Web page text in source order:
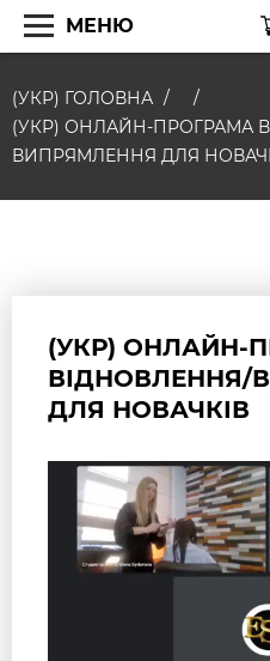
МЕНЮ
(УКР) ГОЛОВНА
(УКР) ОНЛАЙН-ПРОГРАМА
ВИПРЯМЛЕННЯ ДЛЯ
(УКР) ОНЛАЙН-
ВІДНОВЛЕННЯ/
ДЛЯ НОВАЧКІВ